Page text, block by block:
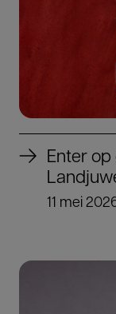
Enter
11 mei